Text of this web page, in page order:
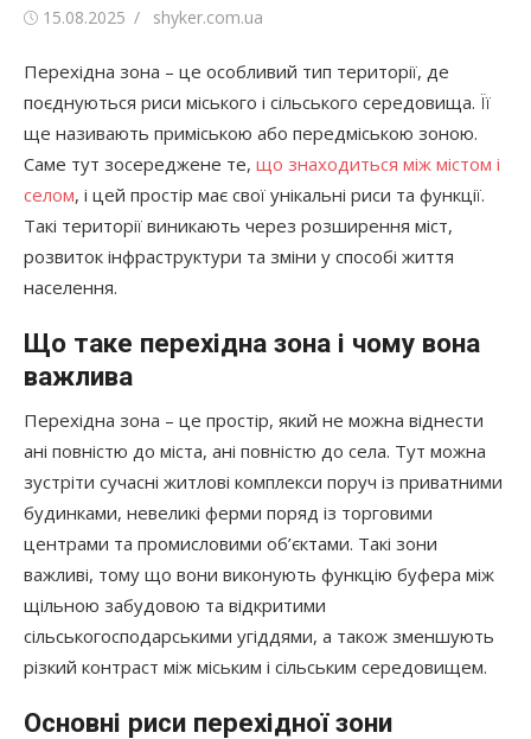
Опубликовано
15.08.2025 Автор
shyker.com.ua
Перехідна зона – це особливий тип території, де
поєднуються риси міського і сільського середовища. Її
ще називають приміською або передміською зоною.
Саме тут зосереджене те, що знаходиться між містом і
селом, і цей простір має свої унікальні риси та функції.
Такі території виникають через розширення міст,
розвиток інфраструктури та зміни у способі життя
населення.
Що таке перехідна зона і чому вона
важлива
Перехідна зона – це простір, який не можна віднести
ані повністю до міста, ані повністю до села. Тут можна
зустріти сучасні житлові комплекси поруч із приватними
будинками, невеликі ферми поряд із торговими
центрами та промисловими об’єктами. Такі зони
важливі, тому що вони виконують функцію буфера між
щільною забудовою та відкритими
сільськогосподарськими угіддями, а також зменшують
різкий контраст між міським і сільським середовищем.
Основні риси перехідної зони